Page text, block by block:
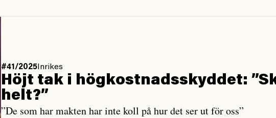
#41/2025Inrikes
Höjt tak i högkostnads­skyddet:
helt?”
”De som har makten har inte koll på hur det ser ut för oss”